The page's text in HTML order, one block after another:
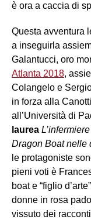
è ora a caccia di
Questa avventura
a inseguirla
Galantucci, oro
Atlanta 2018,
Colangelo e
in forza alla
all’Università di
laurea
Dragon Boat nelle
le protagoniste
pieni voti è
boat e “figlio
donne in rosa
vissuto dei